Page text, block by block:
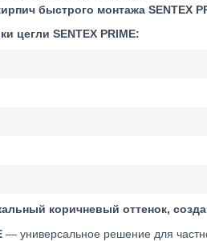
быстрого монтажа SENTEX
цегли SENTEX PRIME:
коричневый оттенок,
— универсальное решение для